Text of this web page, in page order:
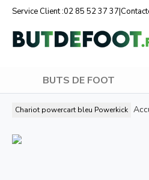
Service Client :02 85 52 37 37|
BUTS DE FOOT
Chariot powercart bleu Powerkick